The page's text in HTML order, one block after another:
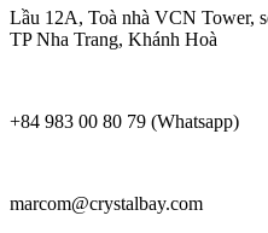
Lầu 12A, Toà nhà VCN Tower,
TP Nha Trang, Khánh Hoà
+84 983 00 80 79 (Whatsapp)
marcom@crystalbay.com